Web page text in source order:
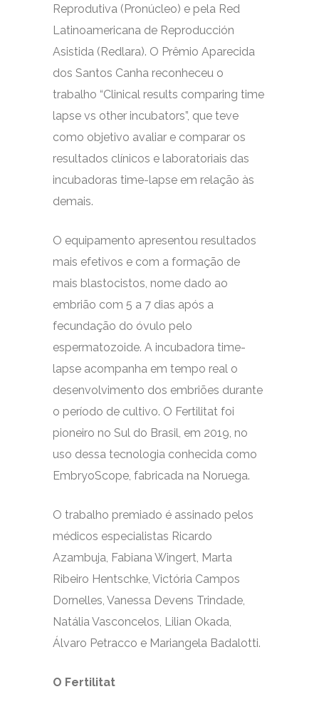
Reprodutiva (Pronúcleo) e pela Red
Latinoamericana de Reproducción
Asistida (Redlara). O Prêmio Aparecida
dos Santos Canha reconheceu o
trabalho “Clinical results comparing time
lapse vs other incubators”, que teve
como objetivo avaliar e comparar os
resultados clínicos e laboratoriais das
incubadoras time-lapse em relação às
demais.
O equipamento apresentou resultados
mais efetivos e com a formação de
mais blastocistos, nome dado ao
embrião com 5 a 7 dias após a
fecundação do óvulo pelo
espermatozoide. A incubadora time-
lapse acompanha em tempo real o
desenvolvimento dos embriões durante
o período de cultivo. O Fertilitat foi
pioneiro no Sul do Brasil, em 2019, no
uso dessa tecnologia conhecida como
EmbryoScope, fabricada na Noruega.
O trabalho premiado é assinado pelos
médicos especialistas Ricardo
Azambuja, Fabiana Wingert, Marta
Ribeiro Hentschke, Victória Campos
Dornelles, Vanessa Devens Trindade,
Natália Vasconcelos, Lilian Okada,
Álvaro Petracco e Mariangela Badalotti.
O Fertilitat